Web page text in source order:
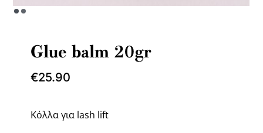
Glue balm 20gr
€25.90
Κόλλα για lash lift